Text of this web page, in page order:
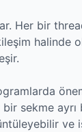
Her bir
halinde
sekme
ve